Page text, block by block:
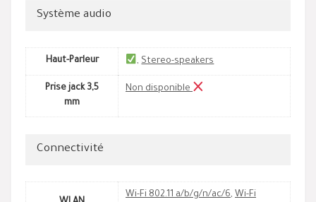
Système audio
Haut-Parleur ,Stereo-speakers
Prise jack 3,5
mm
Non disponible
Connectivité
Wi-Fi 802.11 a/b/g/n/ac/6, Wi-Fi